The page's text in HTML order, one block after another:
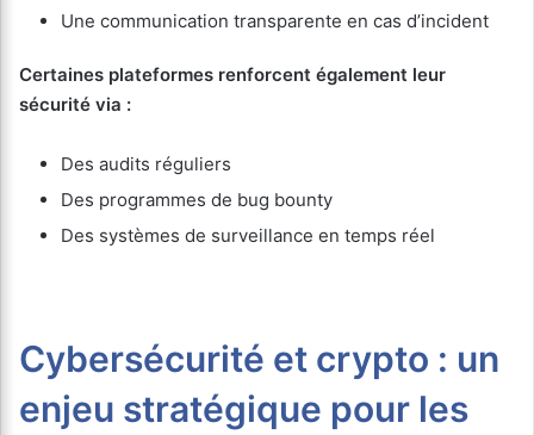
Une communication transparente en cas d’incident
Certaines plateformes renforcent également leur
sécurité via :
Des audits réguliers
Des programmes de bug bounty
Des systèmes de surveillance en temps réel
Cybersécurité et crypto : un
enjeu stratégique pour les